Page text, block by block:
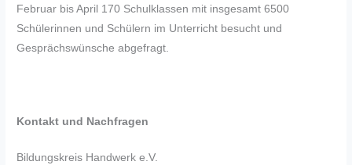
Februar bis April 170 Schulklassen mit insgesamt 6500
Schülerinnen und Schülern im Unterricht besucht und
Gesprächswünsche abgefragt.
Kontakt und Nachfragen
Bildungskreis Handwerk e.V.